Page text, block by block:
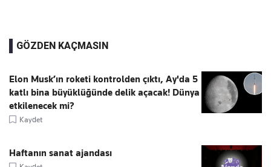
GÖZDEN KAÇMASIN
Elon Musk’ın roketi kontrolden çıktı, Ay'da 5
katlı bina büyüklüğünde delik açacak! Dünya
etkilenecek mi?
Kaydet
Haftanın sanat ajandası